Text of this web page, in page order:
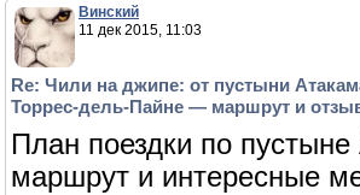
Винский
11 дек 2015, 11:03
Re: Чили на джипе: от пустыни
Торрес-дель-Пайне — маршрут и
План поездки по
маршрут и интересные